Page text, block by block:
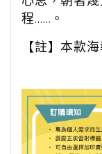
程……。
【註】本款